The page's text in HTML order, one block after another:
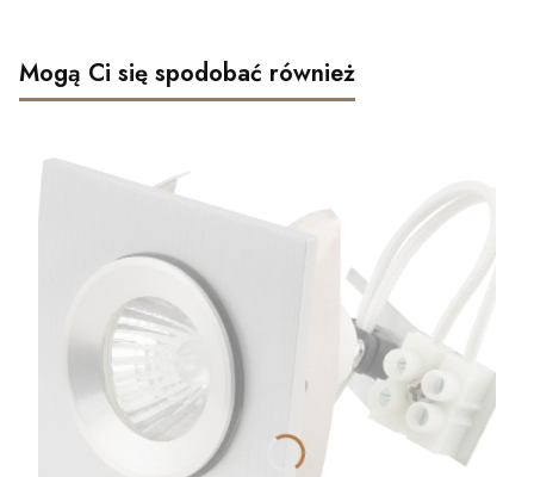
Mogą Ci się spodobać również